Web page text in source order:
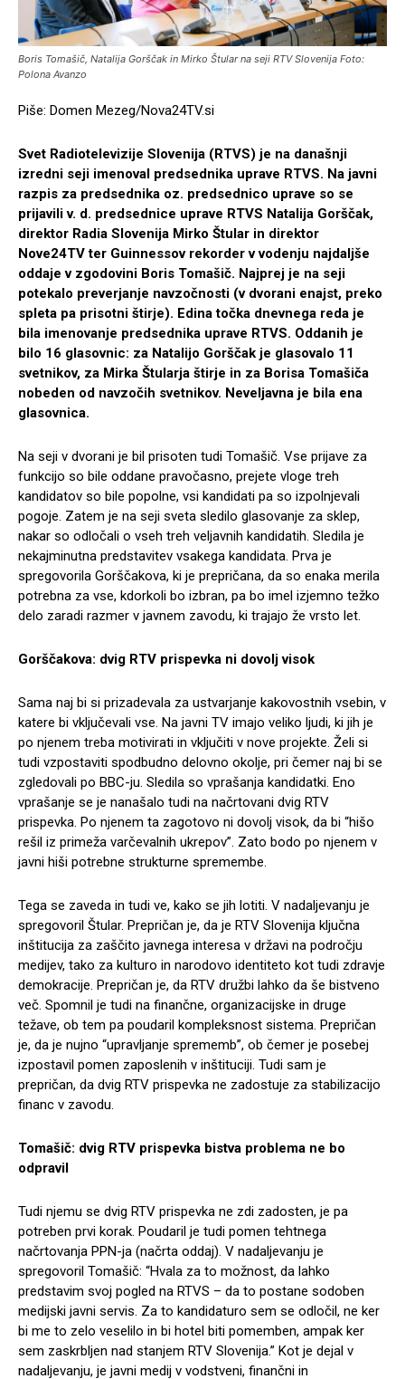
Boris Tomašič, Natalija Gorščak in Mirko Štular na seji RTV Slovenija Foto:
Polona Avanzo
Piše: Domen Mezeg/Nova24TV.si
Svet Radiotelevizije Slovenija (RTVS) je na današnji
izredni seji imenoval predsednika uprave RTVS. Na javni
razpis za predsednika oz. predsednico uprave so se
prijavili v. d. predsednice uprave RTVS Natalija Gorščak,
direktor Radia Slovenija Mirko Štular in direktor
Nove24TV ter Guinnessov rekorder v vodenju najdaljše
oddaje v zgodovini Boris Tomašič. Najprej je na seji
potekalo preverjanje navzočnosti (v dvorani enajst, preko
spleta pa prisotni štirje). Edina točka dnevnega reda je
bila imenovanje predsednika uprave RTVS. Oddanih je
bilo 16 glasovnic: za Natalijo Gorščak je glasovalo 11
svetnikov, za Mirka Štularja štirje in za Borisa Tomašiča
nobeden od navzočih svetnikov. Neveljavna je bila ena
glasovnica.
Na seji v dvorani je bil prisoten tudi Tomašič. Vse prijave za
funkcijo so bile oddane pravočasno, prejete vloge treh
kandidatov so bile popolne, vsi kandidati pa so izpolnjevali
pogoje. Zatem je na seji sveta sledilo glasovanje za sklep,
nakar so odločali o vseh treh veljavnih kandidatih. Sledila je
nekajminutna predstavitev vsakega kandidata. Prva je
spregovorila Gorščakova, ki je prepričana, da so enaka merila
potrebna za vse, kdorkoli bo izbran, pa bo imel izjemno težko
delo zaradi razmer v javnem zavodu, ki trajajo že vrsto let.
Gorščakova: dvig RTV prispevka ni dovolj visok
Sama naj bi si prizadevala za ustvarjanje kakovostnih vsebin, v
katere bi vključevali vse. Na javni TV imajo veliko ljudi, ki jih je
po njenem treba motivirati in vključiti v nove projekte. Želi si
tudi vzpostaviti spodbudno delovno okolje, pri čemer naj bi se
zgledovali po BBC-ju. Sledila so vprašanja kandidatki. Eno
vprašanje se je nanašalo tudi na načrtovani dvig RTV
prispevka. Po njenem ta zagotovo ni dovolj visok, da bi “hišo
rešil iz primeža varčevalnih ukrepov”. Zato bodo po njenem v
javni hiši potrebne strukturne spremembe.
Tega se zaveda in tudi ve, kako se jih lotiti. V nadaljevanju je
spregovoril Štular. Prepričan je, da je RTV Slovenija ključna
inštitucija za zaščito javnega interesa v državi na področju
medijev, tako za kulturo in narodovo identiteto kot tudi zdravje
demokracije. Prepričan je, da RTV družbi lahko da še bistveno
več. Spomnil je tudi na finančne, organizacijske in druge
težave, ob tem pa poudaril kompleksnost sistema. Prepričan
je, da je nujno “upravljanje sprememb”, ob čemer je posebej
izpostavil pomen zaposlenih v inštituciji. Tudi sam je
prepričan, da dvig RTV prispevka ne zadostuje za stabilizacijo
financ v zavodu.
Tomašič: dvig RTV prispevka bistva problema ne bo
odpravil
Tudi njemu se dvig RTV prispevka ne zdi zadosten, je pa
potreben prvi korak. Poudaril je tudi pomen tehtnega
načrtovanja PPN-ja (načrta oddaj). V nadaljevanju je
spregovoril Tomašič: “Hvala za to možnost, da lahko
predstavim svoj pogled na RTVS – da to postane sodoben
medijski javni servis. Za to kandidaturo sem se odločil, ne ker
bi me to zelo veselilo in bi hotel biti pomemben, ampak ker
sem zaskrbljen nad stanjem RTV Slovenija.” Kot je dejal v
nadaljevanju, je javni medij v vodstveni, finančni in